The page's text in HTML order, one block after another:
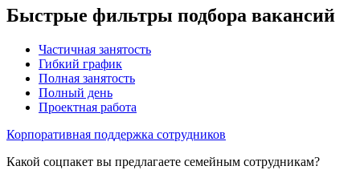
Быстрые фильтры подбора вакансий
Частичная занятость
Гибкий график
Полная занятость
Полный день
Проектная работа
Корпоративная поддержка сотрудников
Какой соцпакет вы предлагаете семейным сотрудникам?